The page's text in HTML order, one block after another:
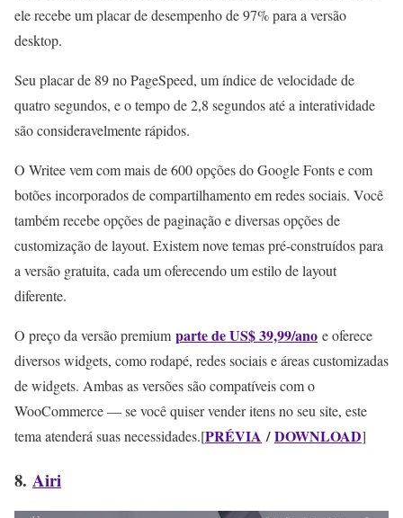
ele recebe um placar de desempenho de 97% para a versão
desktop.
Seu placar de 89 no PageSpeed, um índice de velocidade de
quatro segundos, e o tempo de 2,8 segundos até a interatividade
são consideravelmente rápidos.
O Writee vem com mais de 600 opções do Google Fonts e com
botões incorporados de compartilhamento em redes sociais. Você
também recebe opções de paginação e diversas opções de
customização de layout. Existem nove temas pré-construídos para
a versão gratuita, cada um oferecendo um estilo de layout
diferente.
O preço da versão premium parte de US$ 39,99/ano e oferece
diversos widgets, como rodapé, redes sociais e áreas customizadas
de widgets. Ambas as versões são compatíveis com o
WooCommerce — se você quiser vender itens no seu site, este
tema atenderá suas necessidades.[PRÉVIA /DOWNLOAD]
8. Airi